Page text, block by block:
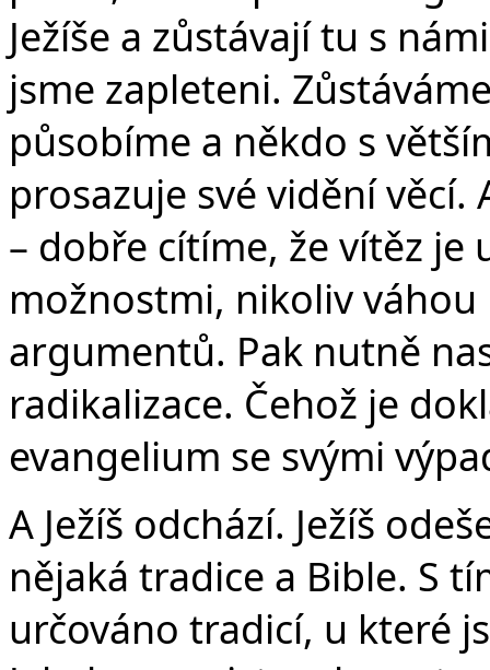
Ježíše a zůstávají tu s
jsme zapleteni.
působíme a někdo s
prosazuje své vidění
– dobře cítíme, že vítěz je
možnostmi, nikoliv
argumentů. Pak nutně
radikalizace. Čehož je
evangelium se svými
A Ježíš odchází. Ježíš
nějaká tradice a Bible. S
určováno tradicí, u které